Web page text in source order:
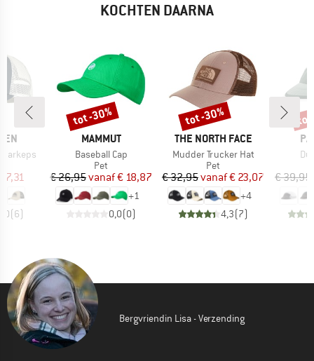
KOCHTEN DAARNA
prijs
(6)
MERK
MAMMUT
Artikel
Baseball Cap
Productgroep
Pet
Prijs
€ 26,95 Verlaagde prijs
vanaf€ 18,87
+1
0,0(0)
Korting
tot -30%
MERK
THE NORTH FACE
Artikel
Mudder Trucker Hat
Productgroep
Pet
Prijs
€ 32,95 Verlaagde prijs
vanaf€ 23,07
+4
4,3(7)
Korting
tot -30%
€ 39,95
Bergvriendin Lisa - Verzending